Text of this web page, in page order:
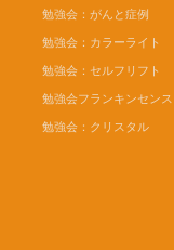
勉強会：がんと症例
勉強会：カラーライト
勉強会：セルフリフト
勉強会フランキンセンス
勉強会：クリスタル